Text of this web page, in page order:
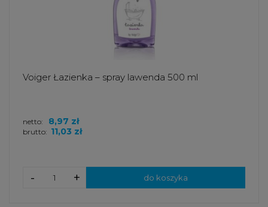
Voiger Łazienka – spray lawenda 500 ml
brutto: 11,03 zł
netto: 8,97 zł
+
- do koszyka